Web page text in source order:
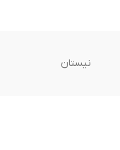
نیستان